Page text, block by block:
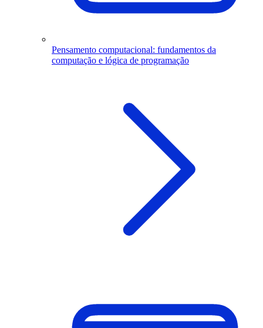
Pensamento computacional: fundamentos da
computação e lógica de programação